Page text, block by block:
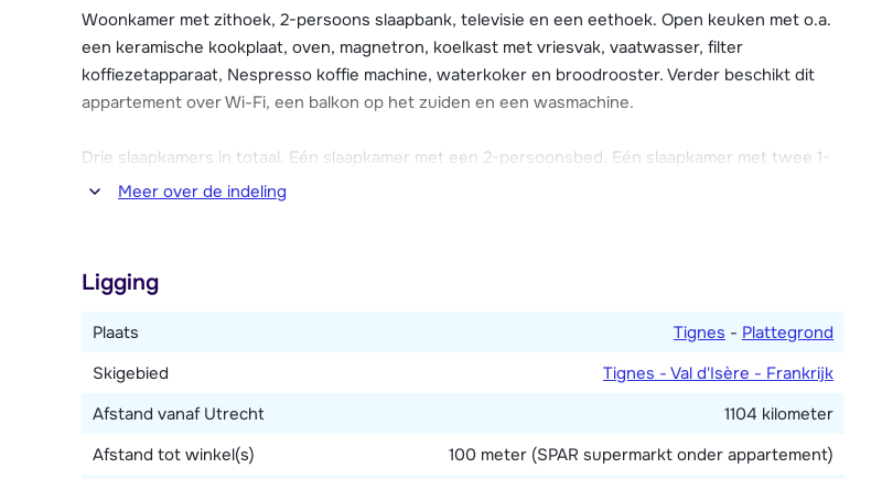
In Tignes Le Lac is een funpark met half pipe van 70 meter voor snowboarders. In het meer bij
Tignes Le Lac kun je ijsduiken. Ook kun je op het bevroren meer langlaufen op de loipen. Verder is
er in het dorp nog een openbaar zwembad met een spa.
In Tignes parkeer je je auto in één van de openbare parkeergarages of op één van de openbare
parkeerplaatsen van het dorp (tegen betaling en vooraf reserveren via
Woonkamer met zithoek, 2-persoons slaapbank, televisie en een eethoek. Open keuken met o.a.
een keramische kookplaat, oven, magnetron, koelkast met vriesvak, vaatwasser, filter
koffiezetapparaat, Nespresso koffie machine, waterkoker en broodrooster. Verder beschikt dit
appartement over Wi-Fi, een balkon op het zuiden en een wasmachine.
Drie slaapkamers in totaal. Eén slaapkamer met een 2-persoonsbed. Eén slaapkamer met twee 1-
persoonsbedden. Eén slaapkamer met een stapelbed. Twee badkamers, waarvan één met bad en
Meer over de indeling
Ligging
Plaats Tignes - Plattegrond
Skigebied
Tignes - Val d'Isère - Frankrijk
Afstand vanaf Utrecht
1104 kilometer
Afstand tot winkel(s)
100 meter (SPAR supermarkt onder appartement)